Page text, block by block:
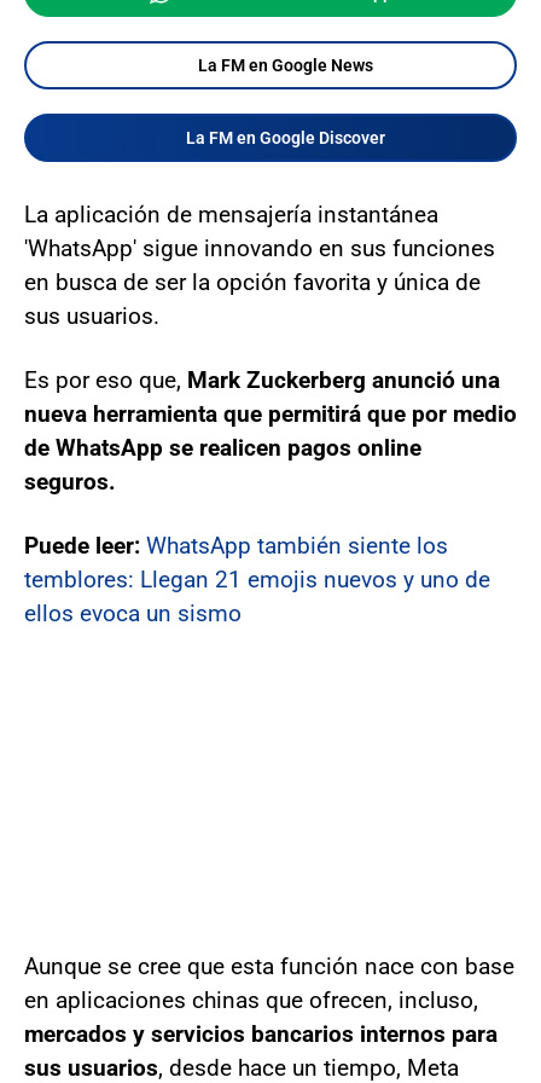
La FM en Google News
La FM en Google Discover
La aplicación de mensajería instantánea
'WhatsApp' sigue innovando en sus funciones
en busca de ser la opción favorita y única de
sus usuarios.
Es por eso que, Mark Zuckerberg anunció una
nueva herramienta que permitirá que por medio
de WhatsApp se realicen pagos online
seguros.
Puede leer: WhatsApp también siente los
temblores: Llegan 21 emojis nuevos y uno de
ellos evoca un sismo
Aunque se cree que esta función nace con base
en aplicaciones chinas que ofrecen, incluso,
mercados y servicios bancarios internos para
sus usuarios, desde hace un tiempo, Meta